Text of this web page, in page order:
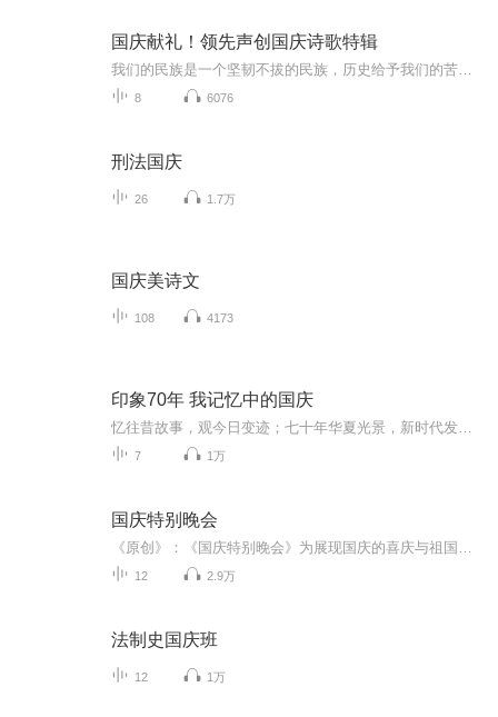
国庆献礼！领先声创国庆诗歌特辑
8 6076
刑法国庆
26 1.7万
国庆美诗文
108 4173
印象70年 我记忆中的国庆
7 1万
国庆特别晚会
12 2.9万
法制史国庆班
12 1万